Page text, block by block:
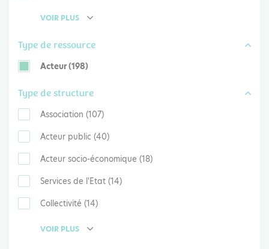
VOIR PLUS
Type de ressource
Acteur (198)
Type de structure
Association (107)
Acteur public (40)
Acteur socio-économique (18)
Services de l'Etat (14)
Collectivité (14)
VOIR PLUS